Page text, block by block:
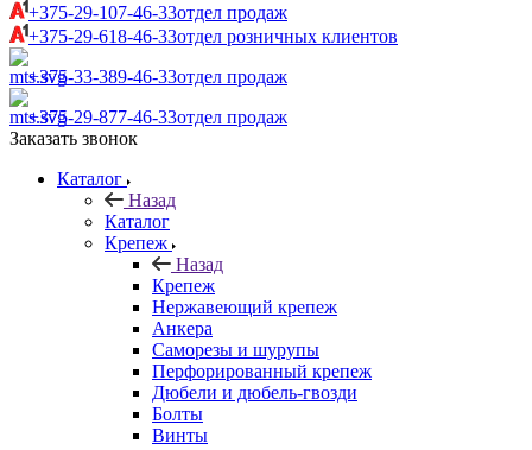
+375-29-107-46-33отдел продаж
+375-29-618-46-33отдел розничных клиентов
+375-33-389-46-33отдел продаж
+375-29-877-46-33отдел продаж
Заказать звонок
Каталог
Назад
Каталог
Крепеж
Назад
Крепеж
Нержавеющий крепеж
Анкера
Саморезы и шурупы
Перфорированный крепеж
Дюбели и дюбель-гвозди
Болты
Винты